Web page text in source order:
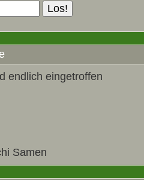
endlich eingetroffen
Samen